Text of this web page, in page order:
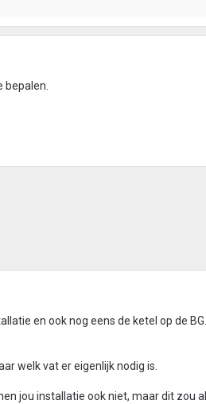
bepalen.
en ook nog eens de ketel op de
welk vat er eigenlijk nodig is.
jou installatie ook niet, maar dit zou